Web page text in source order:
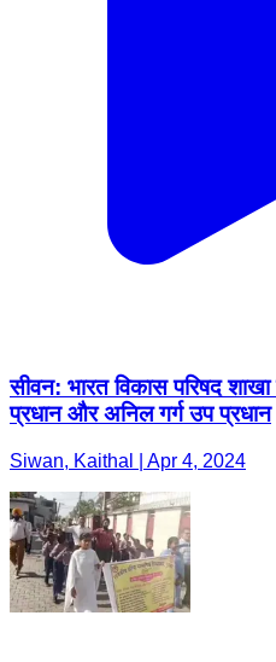
सीवन: भारत विकास परिषद
प्रधान और अनिल गर्ग उप प्रधान
Siwan, Kaithal | Apr 4, 2024